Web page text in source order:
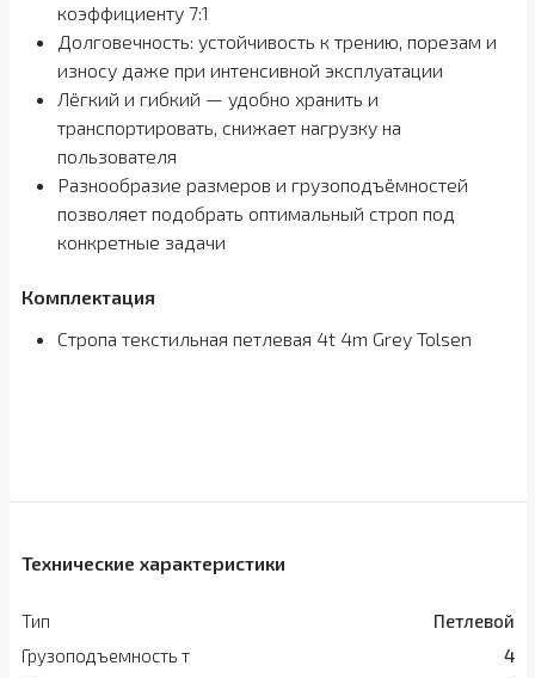
коэффициенту 7:1
Долговечность: устойчивость к трению, порезам и
износу даже при интенсивной эксплуатации
Лёгкий и гибкий — удобно хранить и
транспортировать, снижает нагрузку на
пользователя
Разнообразие размеров и грузоподъёмностей
позволяет подобрать оптимальный строп под
конкретные задачи
Комплектация
Стропа текстильная петлевая 4t 4m Grey Tolsen
Технические характеристики
Тип
Петлевой
Грузоподъемность т
4